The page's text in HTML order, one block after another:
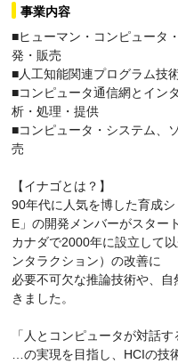
事業内容
■ヒューマン・コンピュータ
発・販売
■人工知能関連プログラム技
■コンピュータ通信網とイン
析・処理・提供
■コンピュータ・システム、
売
【イナゴとは？】
90年代に人気を博した育成
E」の開発メンバーがスター
カナダで2000年に設立して
ンタラクション）の改善に
必要不可欠な推論技術や、
きました。
「人とコンピュータが対話す
…の実現を目指し、HCIの技